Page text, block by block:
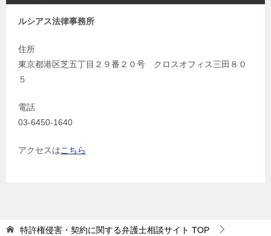
ルシアス法律事務所
住所
東京都港区芝五丁目２９番２０号 クロスオフィス三田８０
５
電話
03-6450-1640
アクセスはこちら
特許権侵害・契約に関する弁護士相談サイト TOP